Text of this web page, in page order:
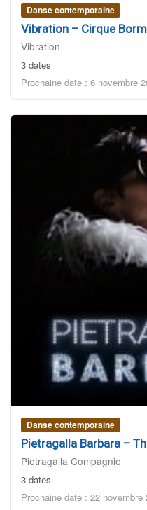
Danse contemporaine
Vibration – Cirque
Vibration
3 dates
Prochaine date : 6 novembre
Danse contemporaine
Pietragalla Barbara –
Pietragalla Compagnie
3 dates
Prochaine date : 22 novembre